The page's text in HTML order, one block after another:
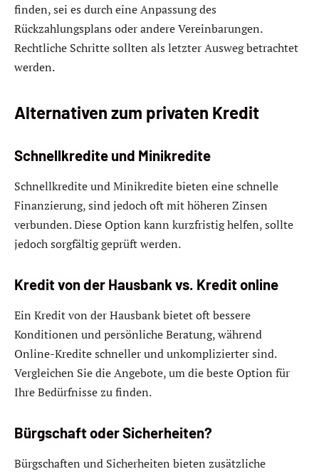
finden, sei es durch eine Anpassung des
Rückzahlungsplans oder andere Vereinbarungen.
Rechtliche Schritte sollten als letzter Ausweg betrachtet
werden.
Alternativen zum privaten Kredit
Schnellkredite und Minikredite
Schnellkredite und Minikredite bieten eine schnelle
Finanzierung, sind jedoch oft mit höheren Zinsen
verbunden. Diese Option kann kurzfristig helfen, sollte
jedoch sorgfältig geprüft werden.
Kredit von der Hausbank vs. Kredit online
Ein Kredit von der Hausbank bietet oft bessere
Konditionen und persönliche Beratung, während
Online-Kredite schneller und unkomplizierter sind.
Vergleichen Sie die Angebote, um die beste Option für
Ihre Bedürfnisse zu finden.
Bürgschaft oder Sicherheiten?
Bürgschaften und Sicherheiten bieten zusätzliche